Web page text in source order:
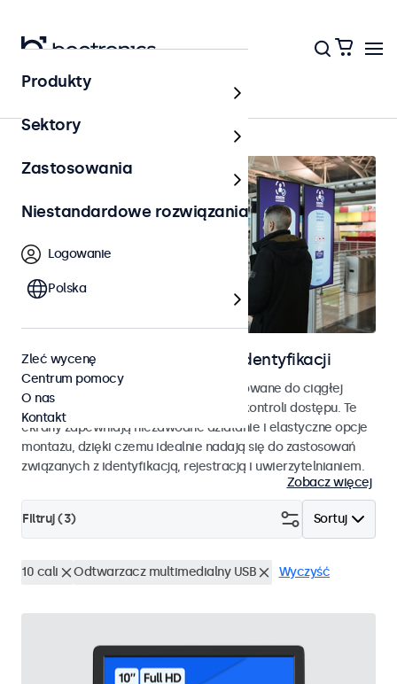
Kontrola dostępu
Ekrany do kontroli dostępu i identyfikacji
Monitory i ekrany dotykowe zaprojektowane do ciągłej
pracy i płynnej integracji z systemami kontroli dostępu. Te
ekrany zapewniają niezawodne działanie i elastyczne opcje
montażu, dzięki czemu idealnie nadają się do zastosowań
związanych z identyfikacją, rejestracją i uwierzytelnianiem.
Zobacz więcej
Sortuj
Filtruj (3)
10 cali Odtwarzacz multimedialny USB Wyczyść
Produkty
Sektory
Zastosowania
Niestandardowe rozwiązania
Logowanie
Polska
Zleć wycenę
Centrum pomocy
O nas
Kontakt